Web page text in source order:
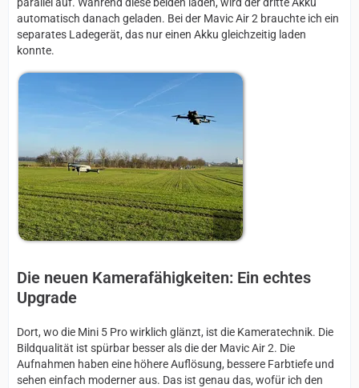
automatisch danach geladen. Bei der Mavic Air 2 brauchte ich ein
separates Ladegerät, das nur einen Akku gleichzeitig laden
konnte.
Die neuen Kamerafähigkeiten: Ein echtes
Upgrade
Dort, wo die Mini 5 Pro wirklich glänzt, ist die Kameratechnik. Die
Bildqualität ist spürbar besser als die der Mavic Air 2. Die
Aufnahmen haben eine höhere Auflösung, bessere Farbtiefe und
sehen einfach moderner aus. Das ist genau das, wofür ich den